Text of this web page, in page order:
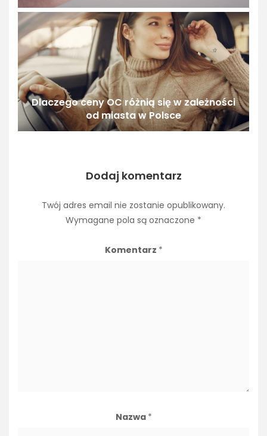
Dlaczego ceny OC różnią się w zależności
od miasta w Polsce
Dodaj komentarz
Twój adres email nie zostanie opublikowany.
Wymagane pola są oznaczone *
Komentarz *
Nazwa *